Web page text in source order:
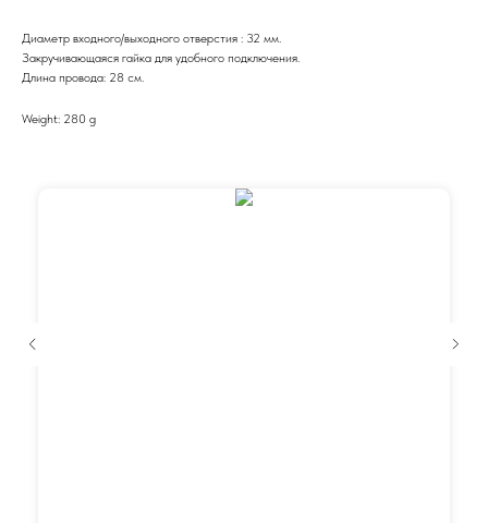
Диаметр входного/выходного отверстия : 32 мм.
Закручивающаяся гайка для удобного подключения.
Длина провода: 28 см.
Weight: 280 g